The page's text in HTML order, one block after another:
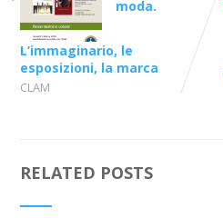
moda.
L’immaginario, le
esposizioni, la marca
CLAM
RELATED POSTS